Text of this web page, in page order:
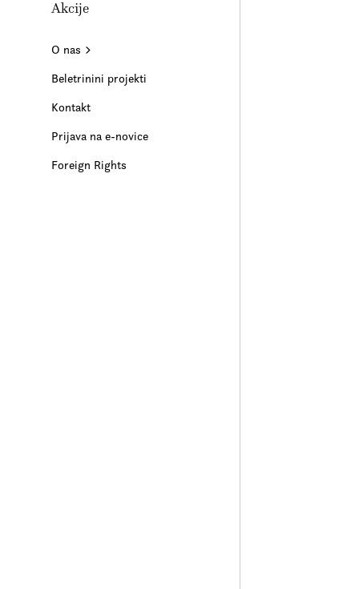
Akcije
O nas
Beletrinini projekti
Kontakt
Prijava na e-novice
Foreign Rights